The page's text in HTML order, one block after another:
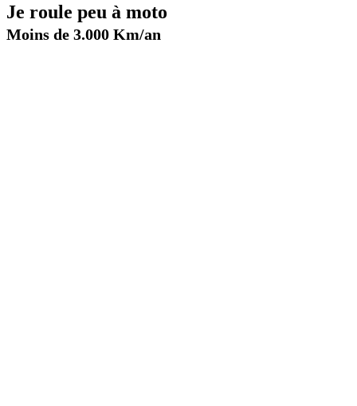
Je roule peu à moto
Moins de 3.000 Km/an